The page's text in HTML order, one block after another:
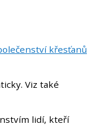
křesťanů
Viz také
lidí, kteří